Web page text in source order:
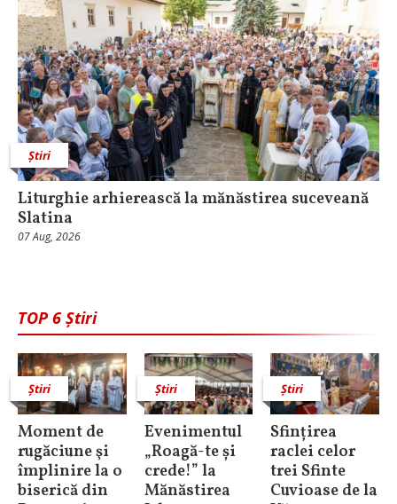
Știri
Liturghie arhierească la mănăstirea suceveană
Slatina
07 Aug, 2026
TOP 6 Știri
Știri
Moment de
rugăciune şi
împlinire la o
biserică din
Știri
Evenimentul
„Roagă-te și
crede!” la
Mănăstirea
Știri
Sfințirea
raclei celor
trei Sfinte
Cuvioase de la